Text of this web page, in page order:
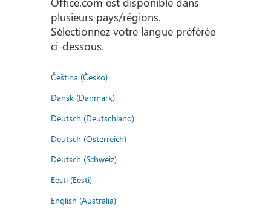
plusieurs pays/régions.
Sélectionnez votre langue préférée
ci-dessous.
Čeština (Česko)
Dansk (Danmark)
Deutsch (Deutschland)
Deutsch (Österreich)
Deutsch (Schweiz)
Eesti (Eesti)
English (Australia)